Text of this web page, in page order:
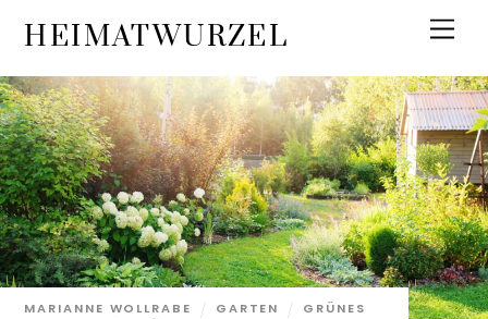
content
HEIMATWURZEL
MARIANNE WOLLRABE GARTEN
GRÜNES